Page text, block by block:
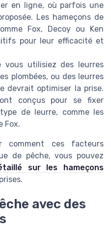
en ligne, où parfois une
Les hameçons de
Fox, Decoy ou Ken
pour leur efficacité et
vous utilisiez des leurres
plombées, ou des leurres
devrait optimiser la prise.
conçus pour se fixer
de leurre, comme les
Fox.
comment ces facteurs
de pêche, vous pouvez
sur les hameçons
avec des